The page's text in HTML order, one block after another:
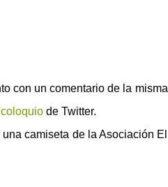
con un comentario de la misma
de Twitter.
camiseta de la Asociación El